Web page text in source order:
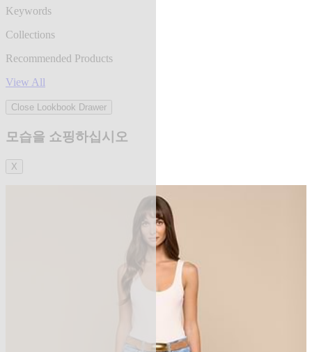
Keywords
Collections
Recommended Products
View All
Close Lookbook Drawer
모습을 쇼핑하십시오
X